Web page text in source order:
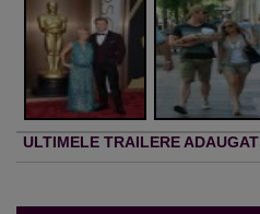
ULTIMELE TRAILERE